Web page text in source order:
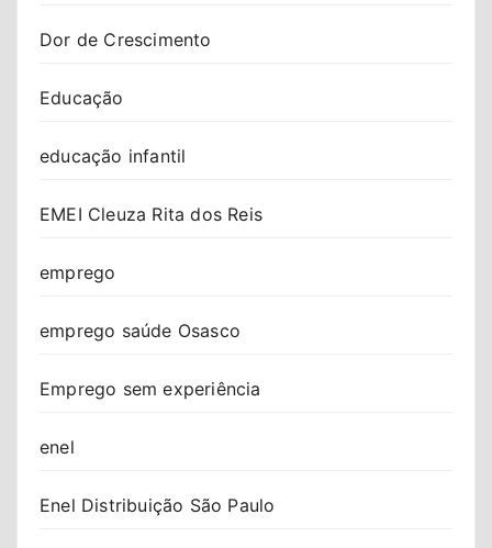
Dor de Crescimento
Educação
educação infantil
EMEI Cleuza Rita dos Reis
emprego
emprego saúde Osasco
Emprego sem experiência
enel
Enel Distribuição São Paulo